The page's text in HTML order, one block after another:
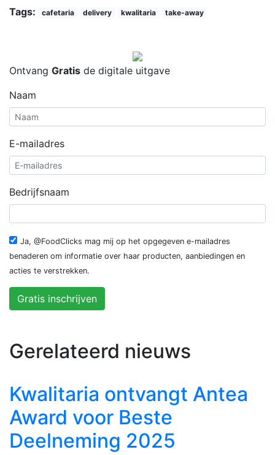
Tags:
cafetaria delivery kwalitaria take-away
Ontvang Gratis de digitale uitgave
Naam
E-mailadres
Bedrijfsnaam
Ja, @FoodClicks mag mij op het opgegeven e-mailadres
benaderen om informatie over haar producten, aanbiedingen en
acties te verstrekken.
Gratis inschrijven
Gerelateerd nieuws
Kwalitaria ontvangt Antea
Award voor Beste
Deelneming 2025